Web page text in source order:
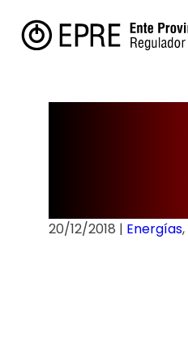
20/12/2018 | Energías,